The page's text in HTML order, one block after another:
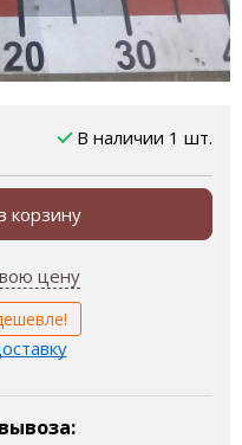
В наличии 1 шт.
корзину
цену